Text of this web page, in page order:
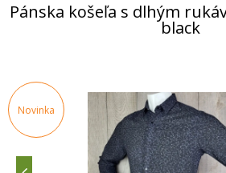
Pánska košeľa s dlhým
black
Novinka